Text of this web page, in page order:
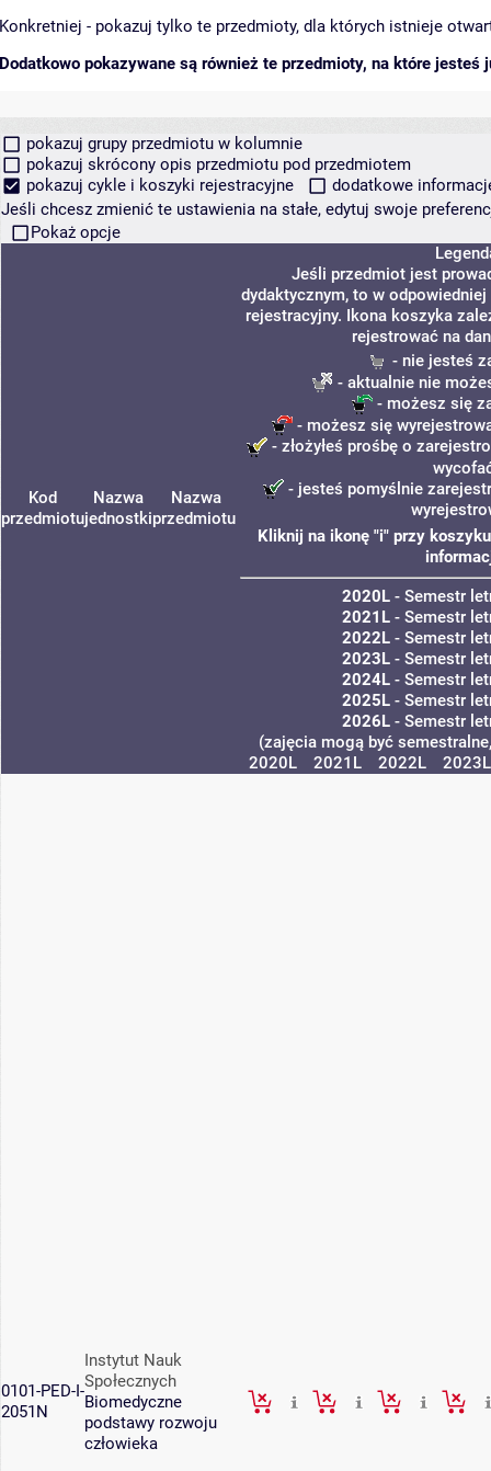
Konkretniej - pokazuj tylko te przedmioty, dla których istnieje
Dodatkowo pokazywane są również te przedmioty, na które jesteś
pokazuj grupy przedmiotu w kolumnie
pokazuj skrócony opis przedmiotu pod przedmiotem
pokazuj cykle i koszyki rejestracyjne
dodatkowe
Jeśli chcesz zmienić te ustawienia na stałe, edytuj swoje
Pokaż opcje
Kod
przedmiotu
Nazwa
jednostki
Nazwa
przedmiotu
Jeśli przedmiot jest
dydaktycznym, to w
rejestracyjny. Ikona koszyka
rejestrować na
- nie jesteś
- aktualnie nie
- możesz się
- możesz się
- złożyłeś prośbę o
- jesteś pomyślnie
Kliknij na ikonę "i" przy
2020L- Semestr
2021L- Semestr
2022L- Semestr
2023L- Semestr
2024L- Semestr
2025L- Semestr
2026L- Semestr
(zajęcia mogą być
2020L
2021L 2022L 2023L
0101-PED-I-
2051N
Instytut Nauk
Społecznych
Biomedyczne
podstawy rozwoju
człowieka